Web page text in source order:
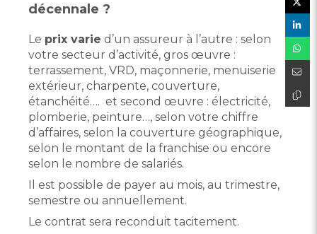
décennale ?
Le prix varie d’un assureur à l’autre : selon
votre secteur d’activité, gros œuvre :
terrassement, VRD, maçonnerie, menuiserie
extérieur, charpente, couverture,
étanchéité…. et second œuvre : électricité,
plomberie, peinture…, selon votre chiffre
d’affaires, selon la couverture géographique,
selon le montant de la franchise ou encore
selon le nombre de salariés.
Il est possible de payer au mois, au trimestre,
semestre ou annuellement.
Le contrat sera reconduit tacitement.